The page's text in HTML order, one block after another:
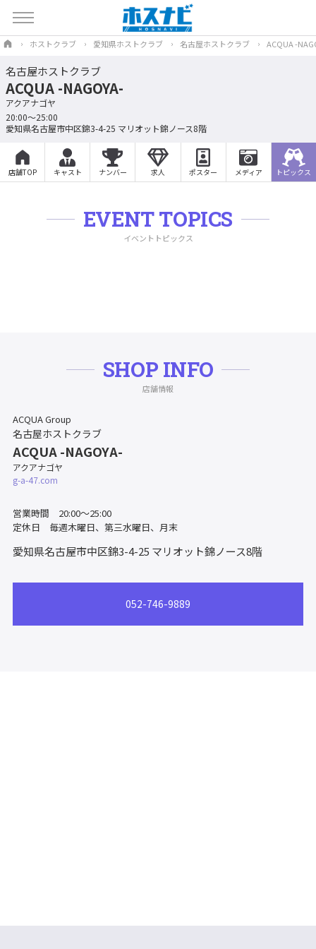
ホストクラブ 愛知県ホストクラブ 名古屋ホストクラブ ACQUA -
名古屋ホストクラブ
ACQUA -NAGOYA-
アクアナゴヤ
20:00〜25:00
愛知県名古屋市中区錦3-4-25 マリオット錦ノース8階
店舗TOP キャスト ナンバー 求人 ポスター メディア トピックス
EVENT TOPICS
イベントトピックス
SHOP INFO
店舗情報
ACQUA Group
名古屋ホストクラブ
ACQUA -NAGOYA-
アクアナゴヤ
g-a-47.com
営業時間 20:00〜25:00
定休日 毎週木曜日、第三水曜日、月末
愛知県名古屋市中区錦3-4-25 マリオット錦ノース8階
052-746-9889